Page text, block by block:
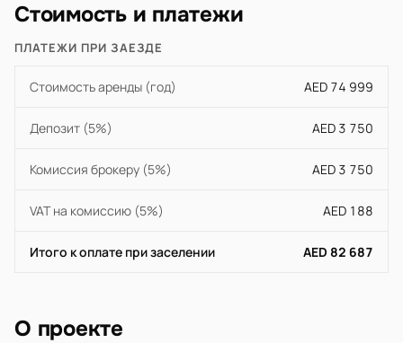
Стоимость и платежи
ПЛАТЕЖИ ПРИ ЗАЕЗДЕ
Стоимость аренды (год) AED 74 999
Депозит (5%) AED 3 750
Комиссия брокеру (5%) AED 3 750
VAT на комиссию (5%) AED 188
Итого к оплате при заселении AED 82 687
О проекте